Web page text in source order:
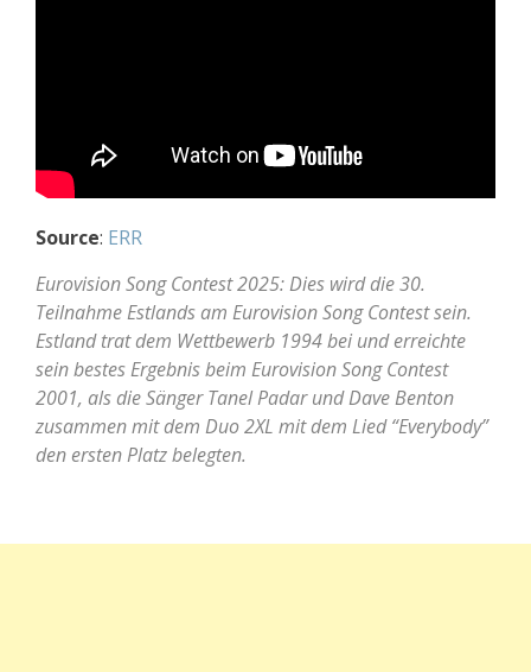
Source: ERR
Eurovision Song Contest 2025: Dies wird die 30.
Teilnahme Estlands am Eurovision Song Contest sein.
Estland trat dem Wettbewerb 1994 bei und erreichte
sein bestes Ergebnis beim Eurovision Song Contest
2001, als die Sänger Tanel Padar und Dave Benton
zusammen mit dem Duo 2XL mit dem Lied “Everybody”
den ersten Platz belegten.